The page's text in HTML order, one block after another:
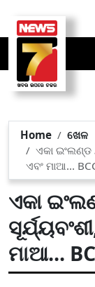
Home
ଖେଳ
ଏକା ଇଂଲଣ୍ଡ
ଏବଂ ମାଆ...
ଏକା
ମାଆ...